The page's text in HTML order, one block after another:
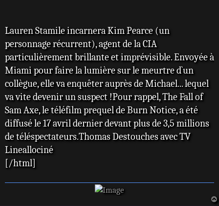
Lauren Stamile incarnera Kim Pearce (un
personnage récurrent), agent de la CIA
particulièrement brillante et imprévisible. Envoyée à
Miami pour faire la lumière sur le meurtre d`un
collègue, elle va enquêter auprès de Michael... lequel
va vite devenir un suspect !Pour rappel, The Fall of
Sam Axe, le téléfilm prequel de Burn Notice, a été
diffusé le 17 avril dernier devant plus de 3,5 millions
de téléspectateurs.Thomas Destouches avec TV
Lineallociné
[/html]